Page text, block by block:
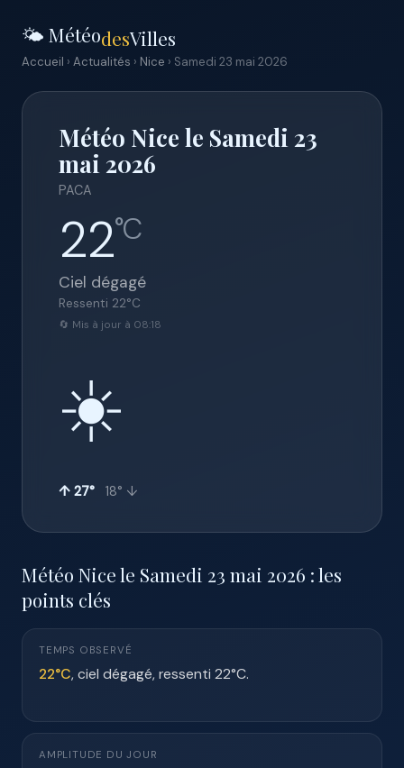
🌤️ MétéodesVilles
Accueil › Actualités › Nice › Samedi 23 mai 2026
Météo Nice le Samedi 23
mai 2026
PACA
22°C
Ciel dégagé
Ressenti 22°C
🔄 Mis à jour à 08:18
☀️
↑ 27° 18° ↓
Météo Nice le Samedi 23 mai 2026 : les
points clés
TEMPS OBSERVÉ
22°C, ciel dégagé, ressenti 22°C.
AMPLITUDE DU JOUR